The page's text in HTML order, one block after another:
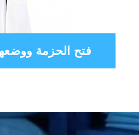
فتح الحزمة